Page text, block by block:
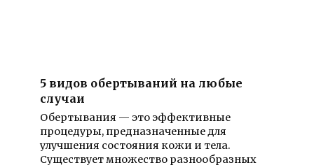
5 видов обертываний на любые
случаи
Обертывания — это эффективные
процедуры, предназначенные для
улучшения состояния кожи и тела.
Существует множество разнообразных